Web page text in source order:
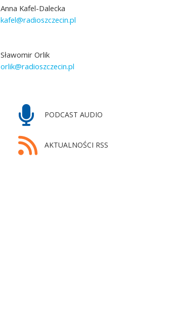
Anna Kafel-Dalecka
kafel@radioszczecin.pl
Sławomir Orlik
orlik@radioszczecin.pl
PODCAST AUDIO
AKTUALNOŚCI RSS